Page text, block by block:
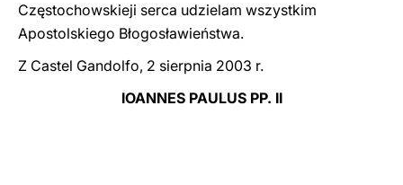
Częstochowskieji serca udzielam wszystkim
Apostolskiego Błogosławieństwa.
Z Castel Gandolfo, 2 sierpnia 2003 r.
IOANNES PAULUS PP. II